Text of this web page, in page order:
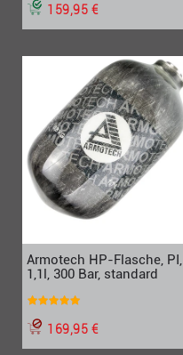
159,95 €
Armotech HP-Flasche, PI,
1,1l, 300 Bar, standard
169,95 €